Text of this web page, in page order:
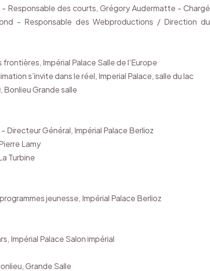
Responsable des courts, Grégory Audermatte - Chargé
- Responsable des Webproductions / Direction du
Impérial Palace Salle de l'Europe
s’invite dans le réel, Imperial Palace, salle du lac
, Bonlieu Grande salle
Directeur Général, Impérial Palace Berlioz
Lamy
Turbine
jeunesse, Impérial Palace Berlioz
Impérial Palace Salon impérial
Grande Salle